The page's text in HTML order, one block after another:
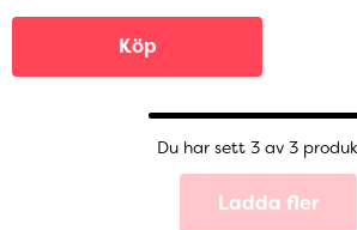
Köp
Du har sett 3 av 3
Ladda fler